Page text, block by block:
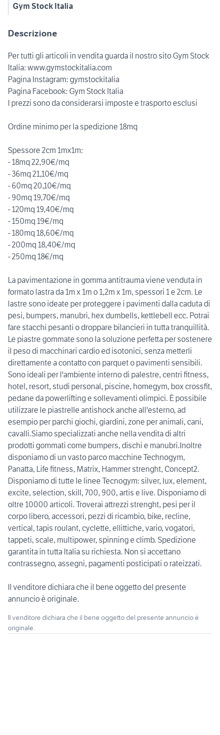
Gym Stock Italia
Descrizione
Per tutti gli articoli in vendita guarda il nostro sito Gym Stock
Italia: www.gymstockitalia.com
Pagina Instagram: gymstockitalia
Pagina Facebook: Gym Stock Italia
I prezzi sono da considerarsi imposte e trasporto esclusi
Ordine minimo per la spedizione 18mq
Spessore 2cm 1mx1m:
- 18mq 22,90€/mq
- 36mq 21,10€/mq
- 60mq 20,10€/mq
- 90mq 19,70€/mq
- 120mq 19,40€/mq
- 150mq 19€/mq
- 180mq 18,60€/mq
- 200mq 18,40€/mq
- 250mq 18€/mq
La pavimentazione in gomma antitrauma viene venduta in
formato lastra da 1m x 1m o 1,2m x 1m, spessori 1 e 2cm. Le
lastre sono ideate per proteggere i pavimenti dalla caduta di
pesi, bumpers, manubri, hex dumbells, kettlebell ecc. Potrai
fare stacchi pesanti o droppare bilancieri in tutta tranquillità.
Le piastre gommate sono la soluzione perfetta per sostenere
il peso di macchinari cardio ed isotonici, senza metterli
direttamente a contatto con parquet o pavimenti sensibili.
Sono ideali per l'ambiente interno di palestre, centri fitness,
hotel, resort, studi personal, piscine, homegym, box crossfit,
pedane da powerlifting e sollevamenti olimpici. È possibile
utilizzare le piastrelle antishock anche all'esterno, ad
esempio per parchi giochi, giardini, zone per animali, cani,
cavalli.Siamo specializzati anche nella vendita di altri
prodotti gommati come bumpers, dischi e manubri.Inoltre
disponiamo di un vasto parco macchine Technogym,
Panatta, Life fitness, Matrix, Hammer strenght, Concept2.
Disponiamo di tutte le linee Tecnogym: silver, lux, element,
excite, selection, skill, 700, 900, artis e live. Disponiamo di
oltre 10000 articoli. Troverai attrezzi strenght, pesi per il
corpo libero, accessori, pezzi di ricambio, bike, recline,
vertical, tapis roulant, cyclette, ellittiche, vario, vogatori,
tappeti, scale, multipower, spinning e climb. Spedizione
garantita in tutta Italia su richiesta. Non si accettano
contrassegno, assegni, pagamenti posticipati o rateizzati.
Il venditore dichiara che il bene oggetto del presente
annuncio è originale.
Il venditore dichiara che il bene oggetto del presente annuncio è
originale.